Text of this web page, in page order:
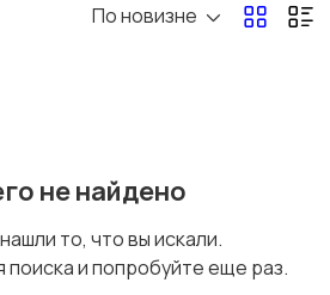
Водные виды спорта
По новизне
не найдено
то, что вы искали.
поиска и попробуйте еще раз.